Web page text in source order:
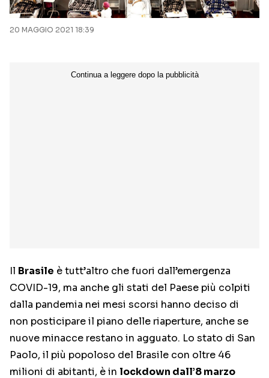
20 MAGGIO 2021 18:39
Il Brasile è tutt’altro che fuori dall’emergenza
COVID-19, ma anche gli stati del Paese più colpiti
dalla pandemia nei mesi scorsi hanno deciso di
non posticipare il piano delle riaperture, anche se
nuove minacce restano in agguato. Lo stato di San
Paolo, il più popoloso del Brasile con oltre 46
milioni di abitanti, è in lockdown dall’8 marzo